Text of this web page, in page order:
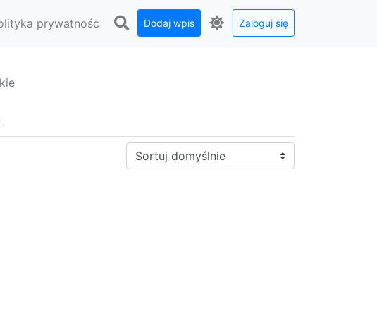
prywatnośc Dodaj wpis Zaloguj się
Sortuj: